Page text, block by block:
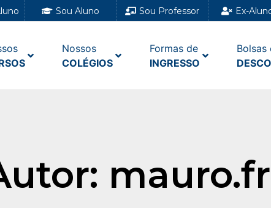
Sou Aluno Sou Professor Ex-
Nossos
COLÉGIOS
Formas de
INGRESSO
Bolsas